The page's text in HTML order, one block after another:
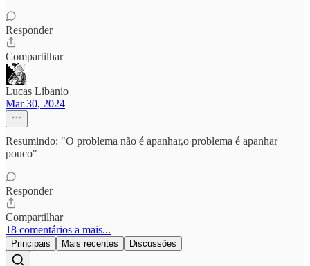
Responder
Compartilhar
Lucas Libanio
Mar 30, 2024
Resumindo: "O problema não é apanhar,o problema é apanhar
pouco"
Responder
Compartilhar
18 comentários a mais...
Principais Mais recentes Discussões